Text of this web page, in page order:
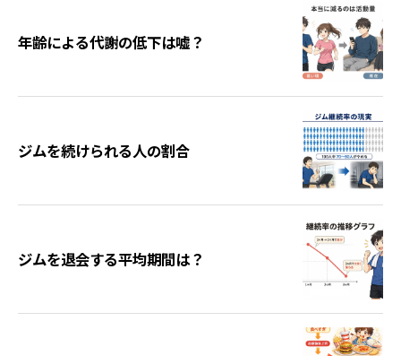
年齢による代謝の低下は嘘？
ジムを続けられる人の割合
ジムを退会する平均期間は？